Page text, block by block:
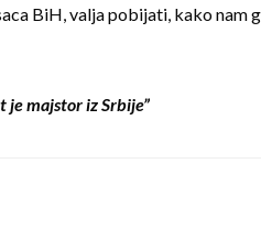
BiH, valja pobijati, kako nam
je majstor iz Srbije”